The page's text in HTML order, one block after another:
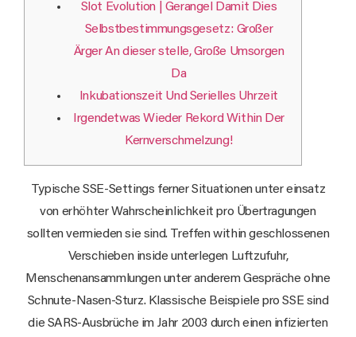
Slot Evolution | Gerangel Damit Dies
Selbstbestimmungsgesetz: Großer
Ärger An dieser stelle, Große Umsorgen
Da
Inkubationszeit Und Serielles Uhrzeit
Irgendetwas Wieder Rekord Within Der
Kernverschmelzung!
Typische SSE-Settings ferner Situationen unter einsatz
von erhöhter Wahrscheinlichkeit pro Übertragungen
sollten vermieden sie sind. Treffen within geschlossenen
Verschieben inside unterlegen Luftzufuhr,
Menschenansammlungen unter anderem Gespräche ohne
Schnute-Nasen-Sturz. Klassische Beispiele pro SSE sind
die SARS-Ausbrüche im Jahr 2003 durch einen infizierten